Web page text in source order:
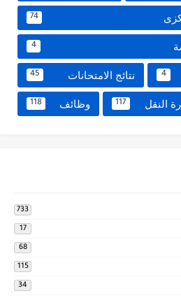
74
4
4 نتائج الامتحانات 45
النقل 117 وظائف 118
733
17
68
115
34